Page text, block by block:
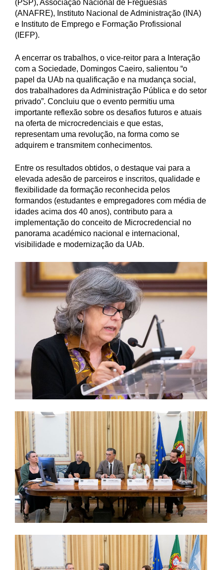
(PSP), Associação Nacional de Freguesias
(ANAFRE), Instituto Nacional de Administração (INA)
e Instituto de Emprego e Formação Profissional
(IEFP).
A encerrar os trabalhos, o vice-reitor para a Interação
com a Sociedade, Domingos Caeiro, salientou “o
papel da UAb na qualificação e na mudança social,
dos trabalhadores da Administração Pública e do setor
privado”. Concluiu que o evento permitiu uma
importante reflexão sobre os desafios futuros e atuais
na oferta de microcredenciais e que estas,
representam uma revolução, na forma como se
adquirem e transmitem conhecimentos.
Entre os resultados obtidos, o destaque vai para a
elevada adesão de parceiros e inscritos, qualidade e
flexibilidade da formação reconhecida pelos
formandos (estudantes e empregadores com média de
idades acima dos 40 anos), contributo para a
implementação do conceito de Microcredencial no
panorama académico nacional e internacional,
visibilidade e modernização da UAb.